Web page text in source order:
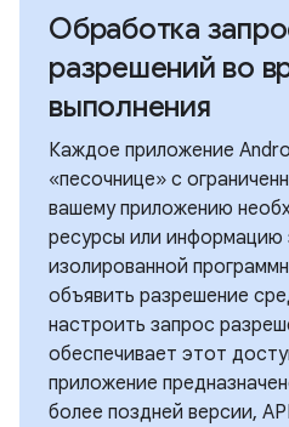
Обработка
разрешений во
выполнения
Каждое приложение
«песочнице» с
вашему приложению
ресурсы или информацию
изолированной
объявить разрешение
настроить запрос
обеспечивает этот
приложение
более поздней версии,